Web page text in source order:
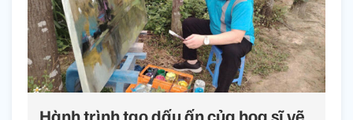
Hành trình tạo dấu ấn của họa sĩ vẽ